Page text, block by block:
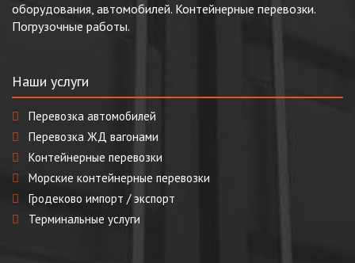
оборудования, автомобилей. Контейнерные перевозки.
Погрузочные работы.
Наши услуги
Перевозка автомобилей
Перевозка ЖД вагонами
Контейнерные перевозки
Морские контейнерные перевозки
Гродеково импорт / экспорт
Терминальные услуги